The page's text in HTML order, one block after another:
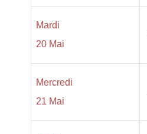
Mardi
20 Mai
Mercredi
21 Mai